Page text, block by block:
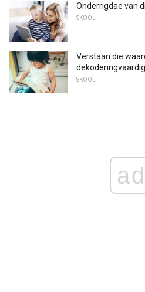
Onderrigdae van
SKOOL
Verstaan ​​die
SKOOL
ad